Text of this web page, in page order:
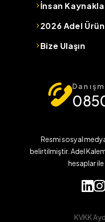
İnsan
2026 Adel
Bize Ulaşın
Resmi sosyal
belirtilmiştir. Adel
hesaplar
KVKK